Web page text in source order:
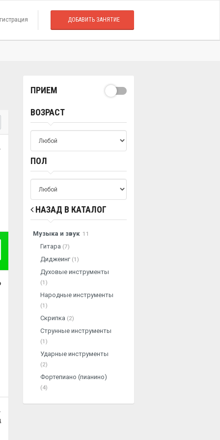
ДОБАВИТЬ ЗАНЯТИЕ
ПРИЕМ
ВОЗРАСТ
ПОЛ
НАЗАД В КАТАЛОГ
Музыка и звук 11
Гитара (7)
Диджеинг (1)
Духовые инструменты
(1)
Народные инструменты
(1)
Скрипка (2)
Струнные инструменты
(1)
Ударные инструменты
(2)
Фортепиано (пианино)
(4)